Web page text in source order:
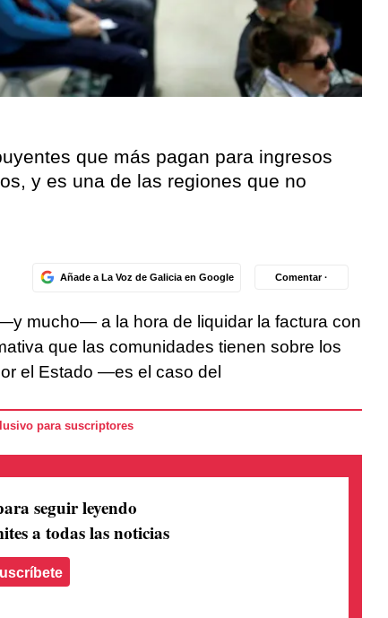
que más pagan para ingresos
y es una de las regiones que no
Añade a La Voz de Galicia en Google Comentar ·
mucho— a la hora de liquidar la factura con
que las comunidades tienen sobre los
el Estado —es el caso del
para suscriptores
seguir leyendo
a todas las noticias